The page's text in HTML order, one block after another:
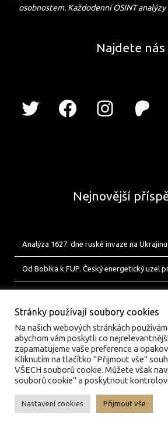
osobnostem. Každodenní OSINT
Najdete nás
Nejnovější
Analýza 1627. dne ruské invaze na
Od Bobíka k FUP. Český energetický uzel
© valka.online | Vydavatel: Jan Tofl,
6420
Stránky používají soubory cookies
Na našich webových stránkách
abychom vám poskytli co
zapamatujeme vaše preference a
Kliknutím na tlačítko "Přijmout vše"
VŠECH souborů cookie. Můžete však
souborů cookie" a poskytnout
Nastavení cookies Přijmout vše